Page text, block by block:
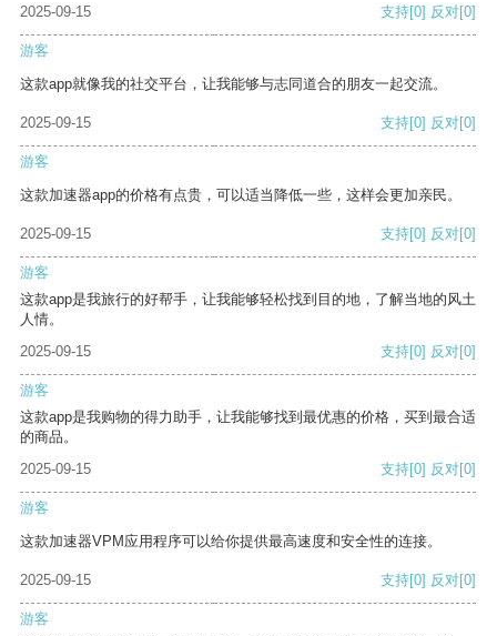
2025-09-15 支持[0] 反对[0]
游客
这款app就像我的社交平台，让我能够与志同道合的朋友一起交流。
2025-09-15 支持[0] 反对[0]
游客
这款加速器app的价格有点贵，可以适当降低一些，这样会更加亲民。
2025-09-15 支持[0] 反对[0]
游客
这款app是我旅行的好帮手，让我能够轻松找到目的地，了解当地的风土
人情。
2025-09-15
支持[0] 反对[0]
游客
这款app是我购物的得力助手，让我能够找到最优惠的价格，买到最合适
的商品。
2025-09-15
支持[0] 反对[0]
游客
这款加速器VPM应用程序可以给你提供最高速度和安全性的连接。
2025-09-15 支持[0] 反对[0]
游客